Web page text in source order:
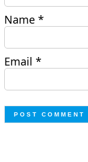
Name*
Email*